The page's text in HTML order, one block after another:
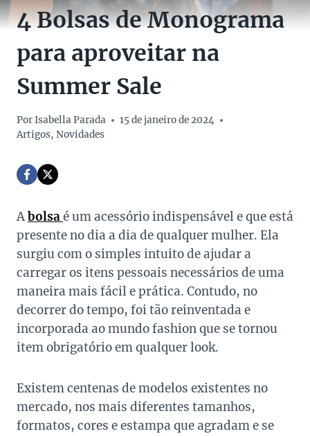
4 Bolsas de Monograma
para aproveitar na
Summer Sale
PorIsabella Parada
15 de janeiro de 2024
Artigos, Novidades
Abolsaé um acessório indispensável e que está
presente no dia a dia de qualquer mulher. Ela
surgiu com o simples intuito de ajudar a
carregar os itens pessoais necessários de uma
maneira mais fácil e prática. Contudo, no
decorrer do tempo, foi tão reinventada e
incorporada ao mundo fashion que se tornou
item obrigatório em qualquer look.
Existem centenas de modelos existentes no
mercado, nos mais diferentes tamanhos,
formatos, cores e estampa que agradam e se